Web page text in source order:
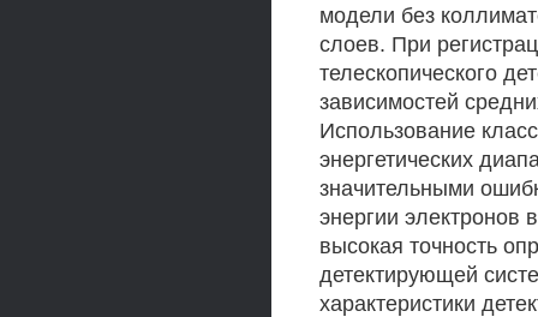
модели без
слоев. При
телескопического
зависимостей
Использование
энергетических
значительными
энергии электронов
высокая точность
детектирующей
характеристики